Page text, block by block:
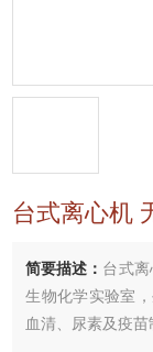
台式离心机
简要描述： 台式离
生物化学实验室
血清、尿素及疫苗